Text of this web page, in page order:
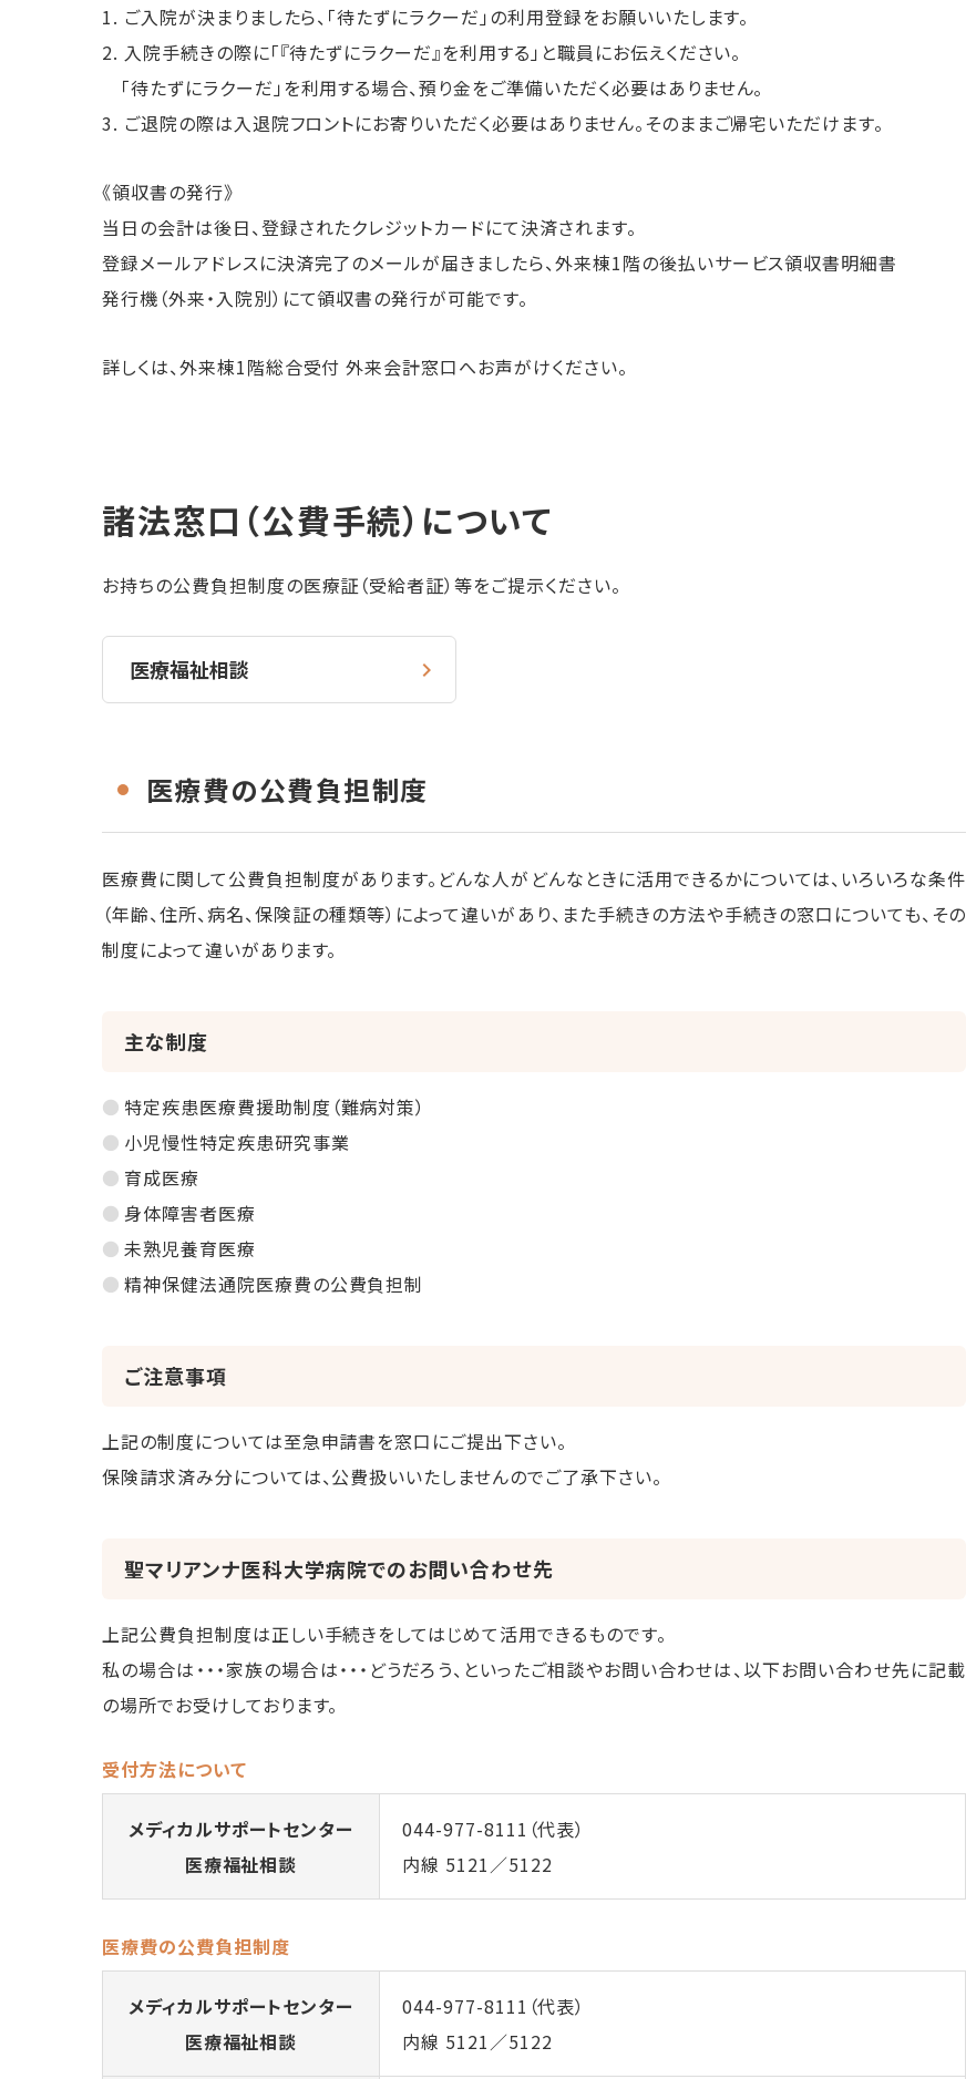
1. ご入院が決まりましたら、「待たずにラクーだ」の利用登録をお願いいたします。
2. 入院手続きの際に「『待たずにラクーだ』を利用する」と職員にお伝えください。
「待たずにラクーだ」を利用する場合、預り金をご準備いただく必要はありません。
3. ご退院の際は入退院フロントにお寄りいただく必要はありません。そのままご帰宅いただけます。
《領収書の発行》
当日の会計は後日、登録されたクレジットカードにて決済されます。
登録メールアドレスに決済完了のメールが届きましたら、外来棟1階の後払いサービス領収書明細書
発行機（外来・入院別）にて領収書の発行が可能です。
詳しくは、外来棟1階総合受付 外来会計窓口へお声がけください。
諸法窓口（公費手続）について
お持ちの公費負担制度の医療証（受給者証）等をご提示ください。
医療福祉相談
医療費の公費負担制度
医療費に関して公費負担制度があります。どんな人がどんなときに活用できるかについては、いろいろな条件
（年齢、住所、病名、保険証の種類等）によって違いがあり、また手続きの方法や手続きの窓口についても、その
制度によって違いがあります。
主な制度
特定疾患医療費援助制度（難病対策）
小児慢性特定疾患研究事業
育成医療
身体障害者医療
未熟児養育医療
精神保健法通院医療費の公費負担制
ご注意事項
上記の制度については至急申請書を窓口にご提出下さい。
保険請求済み分については、公費扱いいたしませんのでご了承下さい。
聖マリアンナ医科大学病院でのお問い合わせ先
上記公費負担制度は正しい手続きをしてはじめて活用できるものです。
私の場合は・・・家族の場合は・・・どうだろう、といったご相談やお問い合わせは、以下お問い合わせ先に記載
の場所でお受けしております。
受付方法について
メディカルサポートセンター
医療福祉相談
044-977-8111 （代表）
内線 5121／5122
医療費の公費負担制度
メディカルサポートセンター
医療福祉相談
044-977-8111 （代表）
内線 5121／5122